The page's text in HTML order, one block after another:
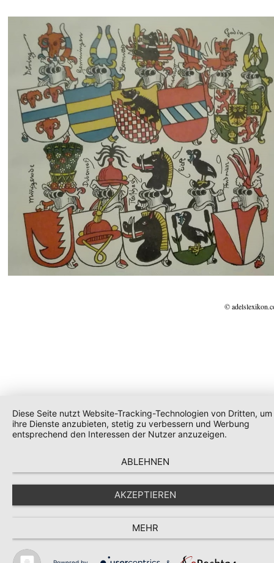
©
Diese Seite nutzt Website-Tracking-Technologien von Dritten, um
ihre Dienste anzubieten, stetig zu verbessern und Werbung
entsprechend den Interessen der Nutzer anzuzeigen.
ABLEHNEN
AKZEPTIEREN
MEHR